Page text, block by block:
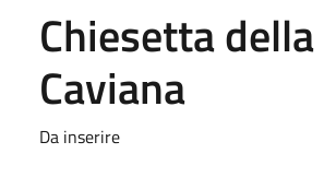
Chiesetta della
Caviana
Da inserire